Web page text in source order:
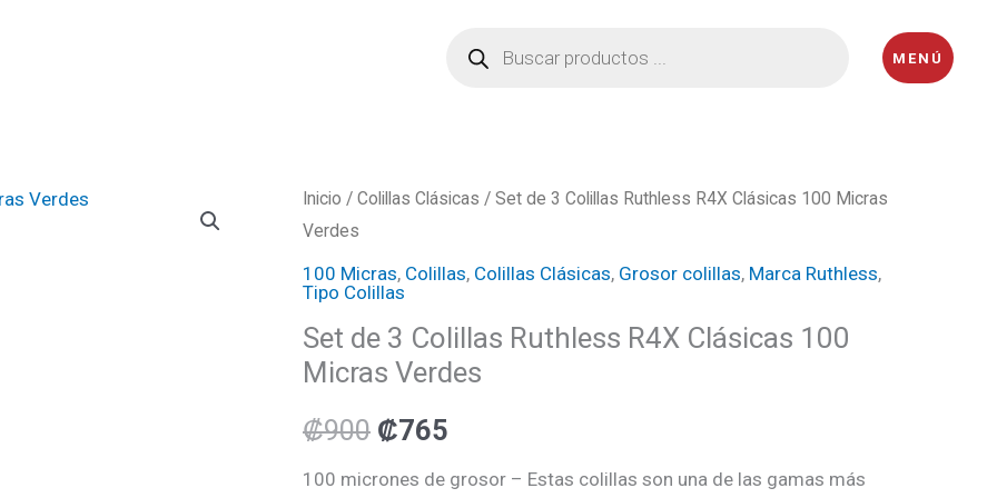
productos
MENÚ
Inicio / Colillas Clásicas / Set de 3 Colillas Ruthless R4X Clásicas 100 Micras
Verdes
100 Micras, Colillas, Colillas Clásicas, Grosor colillas, Marca Ruthless,
Tipo Colillas
Set de 3 Colillas Ruthless R4X Clásicas 100
Micras Verdes
₡900
El
precio
era:
₡900.
₡765
El
precio
es:
100 micrones de grosor – Estas colillas son una de las gamas más
Set
de
3
Colillas
Ruthless
R4X
100
Micras